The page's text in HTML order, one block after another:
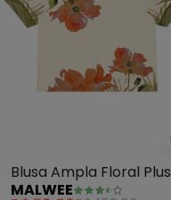
Blusa Ampla Floral Plus
(Off White)
MALWEE